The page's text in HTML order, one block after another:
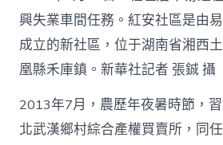
興失業車間任務。紅安社區是由
成立的新社區，位于湖南省湘西
凰縣禾庫鎮。新華社記者 張鋮 攝
2013年7月，農歷年夜暑時節，
北武漢鄉村綜合產權買賣所，同